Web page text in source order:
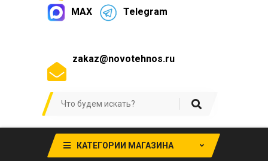
MAX Telegram
zakaz@novotehnos.ru
КАТЕГОРИИ МАГАЗИНА